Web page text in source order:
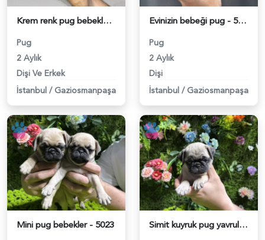
Krem renk pug bebekler - 5025
Pug
2 Aylık
Dişi Ve Erkek
İstanbul / Gaziosmanpaşa
Evinizin bebeği pug - 5026
Pug
2 Aylık
Dişi
İstanbul / Gaziosmanpaşa
Mini pug bebekler - 5023 Simit kuyruk pug yavrular - 5024